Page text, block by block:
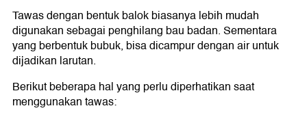
Tawas dengan bentuk balok biasanya lebih mudah
digunakan sebagai penghilang bau badan. Sementara
yang berbentuk bubuk, bisa dicampur dengan air untuk
dijadikan larutan.
Berikut beberapa hal yang perlu diperhatikan saat
menggunakan tawas: